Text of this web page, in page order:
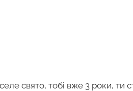
свято, тобі вже 3 роки, ти